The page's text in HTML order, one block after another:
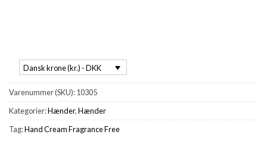
Dansk krone (kr.) - DKK
Varenummer (SKU):10305
Kategorier:Hænder,Hænder
Tag:Hand Cream Fragrance Free